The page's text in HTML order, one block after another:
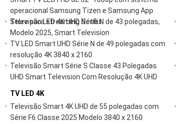
operacional Samsung Tizen e Samsung App
Store para streaming Netflix
Televisão LED 4K UHD Série N de 43 polegadas,
Modelo 2025, Smart Television
TV LED Smart UHD Série N de 49 polegadas com
resolução 4K 3840 x 2160
Televisão Smart Série S Classe 43 Polegadas
UHD Smart Television Com Resolução 4K UHD
TV LED 4K
Televisão Smart 4K UHD de 55 polegadas com
Série F6 Classe 2025 Modelo 3840 x 2160